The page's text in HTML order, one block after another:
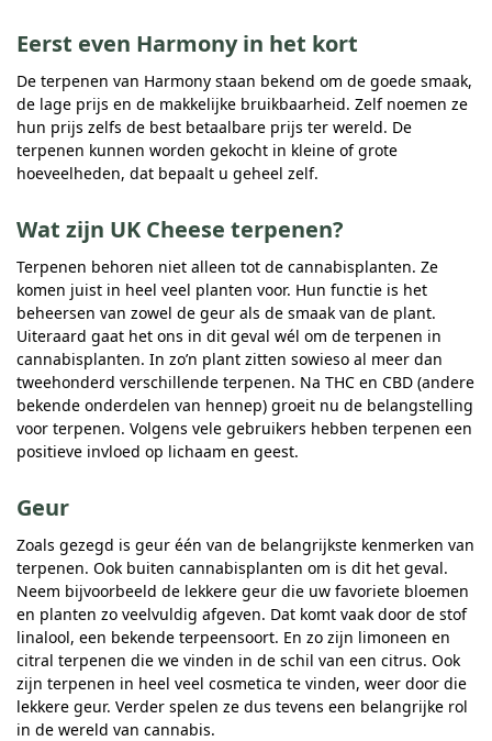
Eerst even Harmony in het kort
De terpenen van Harmony staan bekend om de goede smaak,
de lage prijs en de makkelijke bruikbaarheid. Zelf noemen ze
hun prijs zelfs de best betaalbare prijs ter wereld. De
terpenen kunnen worden gekocht in kleine of grote
hoeveelheden, dat bepaalt u geheel zelf.
Wat zijn UK Cheese terpenen?
Terpenen behoren niet alleen tot de cannabisplanten. Ze
komen juist in heel veel planten voor. Hun functie is het
beheersen van zowel de geur als de smaak van de plant.
Uiteraard gaat het ons in dit geval wél om de terpenen in
cannabisplanten. In zo’n plant zitten sowieso al meer dan
tweehonderd verschillende terpenen. Na THC en CBD (andere
bekende onderdelen van hennep) groeit nu de belangstelling
voor terpenen. Volgens vele gebruikers hebben terpenen een
positieve invloed op lichaam en geest.
Geur
Zoals gezegd is geur één van de belangrijkste kenmerken van
terpenen. Ook buiten cannabisplanten om is dit het geval.
Neem bijvoorbeeld de lekkere geur die uw favoriete bloemen
en planten zo veelvuldig afgeven. Dat komt vaak door de stof
linalool, een bekende terpeensoort. En zo zijn limoneen en
citral terpenen die we vinden in de schil van een citrus. Ook
zijn terpenen in heel veel cosmetica te vinden, weer door die
lekkere geur. Verder spelen ze dus tevens een belangrijke rol
in de wereld van cannabis.